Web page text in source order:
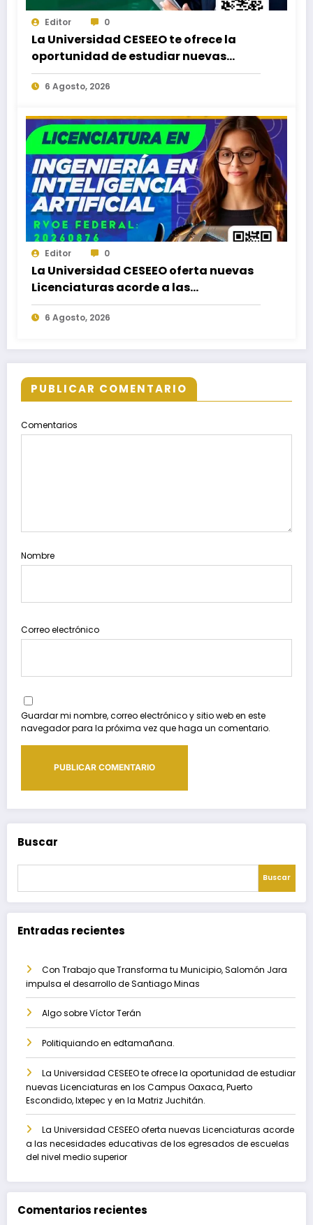
Editor 0
La Universidad CESEEO te ofrece la
oportunidad de estudiar nuevas
Licenciaturas en los Campus Oaxaca,
Puerto Escondido, Ixtepec y en la
6 Agosto, 2026
Editor 0
La Universidad CESEEO oferta nuevas
Licenciaturas acorde a las
necesidades educativas de los
egresados de escuelas del nivel medio
6 Agosto, 2026
PUBLICAR COMENTARIO
Comentarios
Nombre
Correo electrónico
Guardar mi nombre, correo electrónico y sitio web en este
navegador para la próxima vez que haga un comentario.
Buscar
Buscar
Entradas recientes
Con Trabajo que Transforma tu Municipio, Salomón Jara
impulsa el desarrollo de Santiago Minas
Algo sobre Víctor Terán
Politiquiando en edtamañana.
La Universidad CESEEO te ofrece la oportunidad de estudiar
nuevas Licenciaturas en los Campus Oaxaca, Puerto
Escondido, Ixtepec y en la Matriz Juchitán.
La Universidad CESEEO oferta nuevas Licenciaturas acorde
a las necesidades educativas de los egresados de escuelas
del nivel medio superior
Comentarios recientes